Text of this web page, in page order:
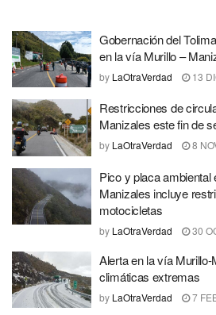
Gobernación del
en la vía Murillo –
by LaOtraVerdad 13
Restricciones de
Manizales este fin de
by LaOtraVerdad 8
Pico y placa ambiental
Manizales incluye
motocicletas
by LaOtraVerdad 30
Alerta en la vía
climáticas extremas
by LaOtraVerdad 7